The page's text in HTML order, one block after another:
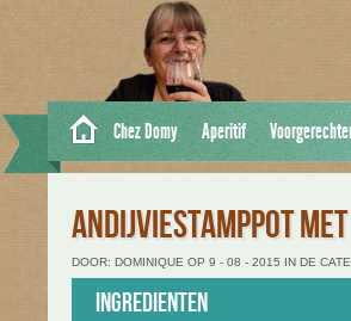
Chez Domy Aperitif
ANDIJVIESTAMPPOT
DOOR: DOMINIQUE OP 9 - 08 - 2015 IN DE
Ingredienten